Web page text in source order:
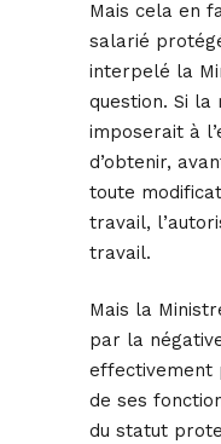
Mais cela en
salarié
interpelé la
question. Si la
imposerait à
d’obtenir,
toute
travail,
travail.
Mais la
par la
effectivement
de ses
du statut